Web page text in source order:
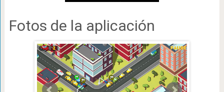
Fotos de la aplicación